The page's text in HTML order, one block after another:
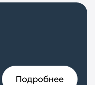
Подробнее